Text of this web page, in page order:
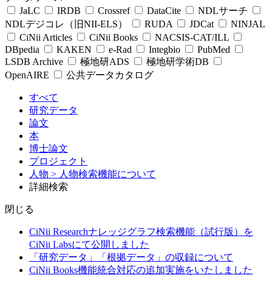
JaLC
IRDB Crossref DataCite
NDLサーチ
NDLデジコレ（旧NII-ELS）
RUDA JDCat
NINJAL
CiNii Articles
CiNii Books
NACSIS-CAT/ILL
DBpedia
KAKEN e-Rad Integbio
PubMed
LSDB Archive
極地研ADS
極地研学術DB
OpenAIRE
公共データカタログ
すべて
研究データ
論文
本
博士論文
プロジェクト
人物 > 人物検索機能について
詳細検索
閉じる
CiNii Researchナレッジグラフ検索機能（試行版）を
CiNii Labsにて公開しました
「研究データ」「根拠データ」の収録について
CiNii Books機能統合対応の追加実施をいたしました